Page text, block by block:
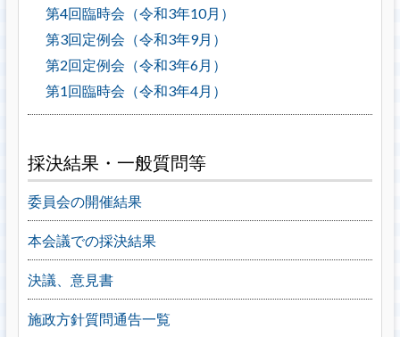
第4回臨時会（令和3年10月）
第3回定例会（令和3年9月）
第2回定例会（令和3年6月）
第1回臨時会（令和3年4月）
採決結果・一般質問等
委員会の開催結果
本会議での採決結果
決議、意見書
施政方針質問通告一覧